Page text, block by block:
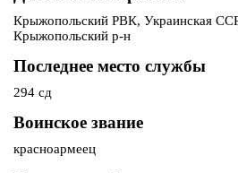
Крыжопольский РВК, Украинская
Крыжопольский р-н
Последнее место службы
294 сд
Воинское звание
красноармеец